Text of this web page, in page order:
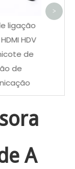
ligação
HDV
de
de
>
A